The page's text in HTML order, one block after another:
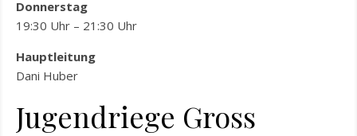
Donnerstag
19:30 Uhr – 21:30 Uhr
Hauptleitung
Dani Huber
Jugendriege Gross